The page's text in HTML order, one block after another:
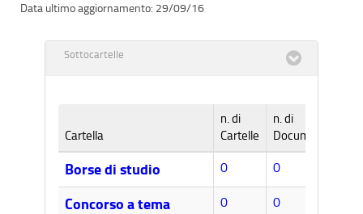
29/09/16
Sottocartelle
Cartella
n. di
Cartelle
n. di
Documenti
Borse di studio 0 0
Concorso a tema 0 0